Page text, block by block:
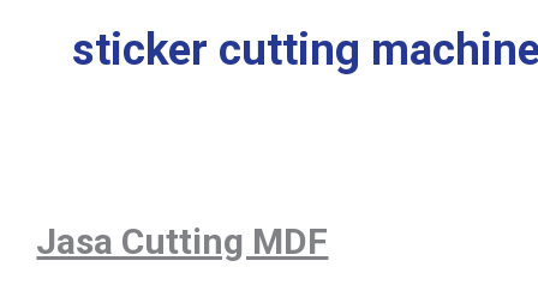
sticker cutting
Jasa Cutting MDF